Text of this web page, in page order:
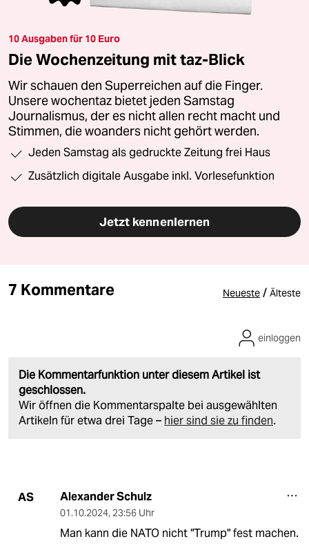
10 Ausgaben für 10 Euro
Die Wochenzeitung mit taz-Blick
Wir schauen den Superreichen auf die Finger.
Unsere wochentaz bietet jeden Samstag
Journalismus, der es nicht allen recht macht und
Stimmen, die woanders nicht gehört werden.
Jeden Samstag als gedruckte Zeitung frei Haus
Zusätzlich digitale Ausgabe inkl. Vorlesefunktion
Jetzt kennenlernen
7 Kommentare Neueste / Älteste
Die Kommentarfunktion unter diesem Artikel ist
geschlossen.
Wir öffnen die Kommentarspalte bei ausgewählten
Artikeln für etwa drei Tage – hier sind sie zu finden.
einloggen
AS Alexander Schulz
01.10.2024, 23:56 Uhr
Man kann die NATO nicht "Trump" fest machen.